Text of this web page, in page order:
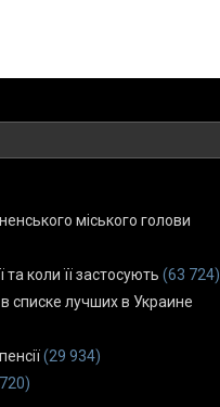
міського голови
коли її застосують (63 724)
списке лучших в Украине
(29 934)